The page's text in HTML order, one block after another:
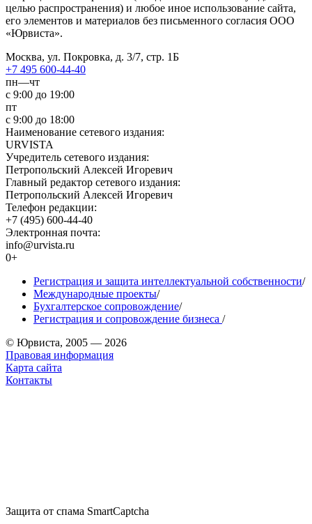
целью распространения) и любое иное использование сайта,
его элементов и материалов без письменного согласия ООО
«Юрвиста».
Москва, ул. Покровка, д. 3/7, стр. 1Б
+7 495 600-44-40
пн—чт
с 9:00 до 19:00
пт
с 9:00 до 18:00
Наименование сетевого издания:
URVISTA
Учредитель сетевого издания:
Петропольский Алексей Игоревич
Главный редактор сетевого издания:
Петропольский Алексей Игоревич
Телефон редакции:
+7 (495) 600-44-40
Электронная почта:
info@urvista.ru
0+
Регистрация и защита интеллектуальной собственности/
Международные проекты/
Бухгалтерское сопровождение/
Регистрация и сопровождение бизнеса /
© Юрвиста, 2005 — 2026
Правовая информация
Карта сайта
Контакты
Защита от спама SmartCaptcha